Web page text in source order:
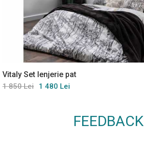
Vitaly Set lenjerie pat
1 850 Lei 1 480 Lei
FEEDBACK